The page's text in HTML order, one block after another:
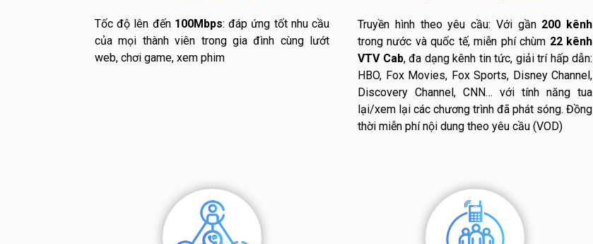
Tốc độ lên đến 100Mbps: đáp ứng tốt nhu cầu
của mọi thành viên trong gia đình cùng lướt
web, chơi game, xem phim
Truyền hình theo yêu cầu: Với gần 200 kênh
trong nước và quốc tế, miễn phí chùm 22 kênh
VTV Cab, đa dạng kênh tin tức, giải trí hấp dẫn:
HBO, Fox Movies, Fox Sports, Disney Channel,
Discovery Channel, CNN… với tính năng tua
lại/xem lại các chương trình đã phát sóng. Đồng
thời miễn phí nội dung theo yêu cầu (VOD)